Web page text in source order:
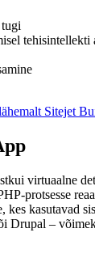
tehisintellekti
Sitejet
virtuaalne
protsesse
kasutavad
Drupal –